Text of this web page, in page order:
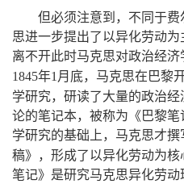
但必须注意到， 不同于
思进一步提出了以异化劳动
离不开此时马克思对政治经
1845年1 月底， 马克思在巴黎
学研究， 研读了大量的政治经
论的笔记本， 被称为《巴黎笔
学研究的基础上， 马克思才
稿》 ， 形成了以异化劳动为
笔记》是研究马克思异化劳